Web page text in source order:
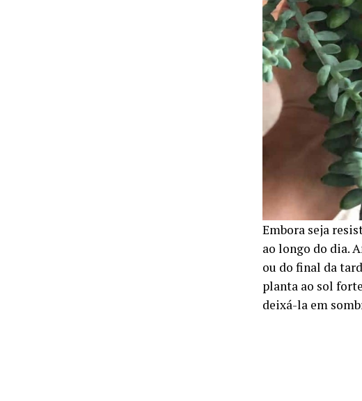
Embora seja
ao longo do dia.
ou do final da
planta ao sol
deixá-la em